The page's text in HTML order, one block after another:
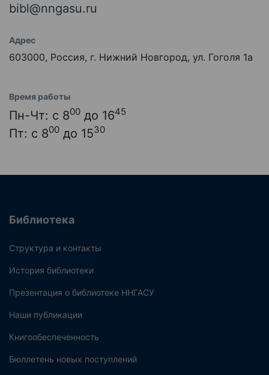
bibl@nngasu.ru
Адрес
603000, Россия, г. Нижний Новгород, ул. Гоголя 1а
Время работы
Пн-Чт: с 800 до 1645
Пт: с 800 до 1530
Библиотека
Структура и контакты
История библиотеки
Презентация о библиотеке ННГАСУ
Наши публикации
Книгообеспеченность
Бюллетень новых поступлений